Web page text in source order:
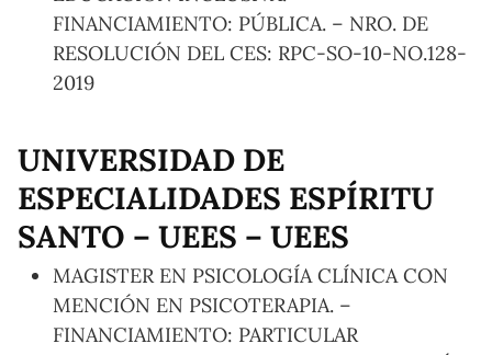
FINANCIAMIENTO: PÚBLICA. – NRO. DE
RESOLUCIÓN DEL CES: RPC-SO-10-NO.128-
2019
UNIVERSIDAD DE
ESPECIALIDADES ESPÍRITU
SANTO – UEES – UEES
MAGISTER EN PSICOLOGÍA CLÍNICA CON
MENCIÓN EN PSICOTERAPIA. –
FINANCIAMIENTO: PARTICULAR